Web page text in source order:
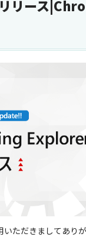
ース
ただきましてあり